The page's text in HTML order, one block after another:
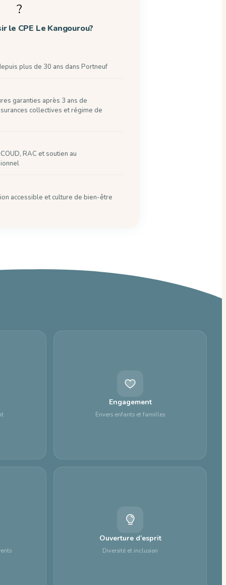
?
le CPE Le Kangourou?
plus de 30 ans dans Portneuf
garanties après 3 ans de
collectives et régime de
RAC et soutien au
accessible et culture de bien-être
Engagement
Envers enfants et familles
Ouverture d’esprit
Diversité et inclusion